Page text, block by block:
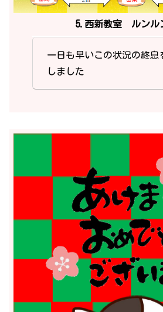
5.西新教室 ルンル
一日も早いこの状況の終息
しました